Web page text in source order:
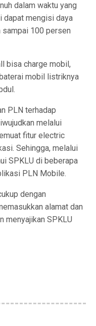
dalam waktu yang
dapat mengisi daya
100 persen
bisa charge mobil,
mobil listriknya
PLN terhadap
melalui
fitur electric
Sehingga, melalui
SPKLU di beberapa
PLN Mobile.
dengan
alamat dan
menyajikan SPKLU